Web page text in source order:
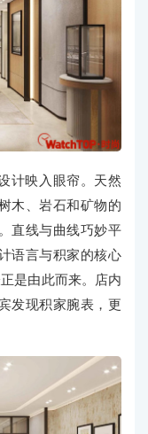
计映入眼帘。天然
木、岩石和矿物的
直线与曲线巧妙平
语言与积家的核心
是由此而来。店内
发现积家腕表，更